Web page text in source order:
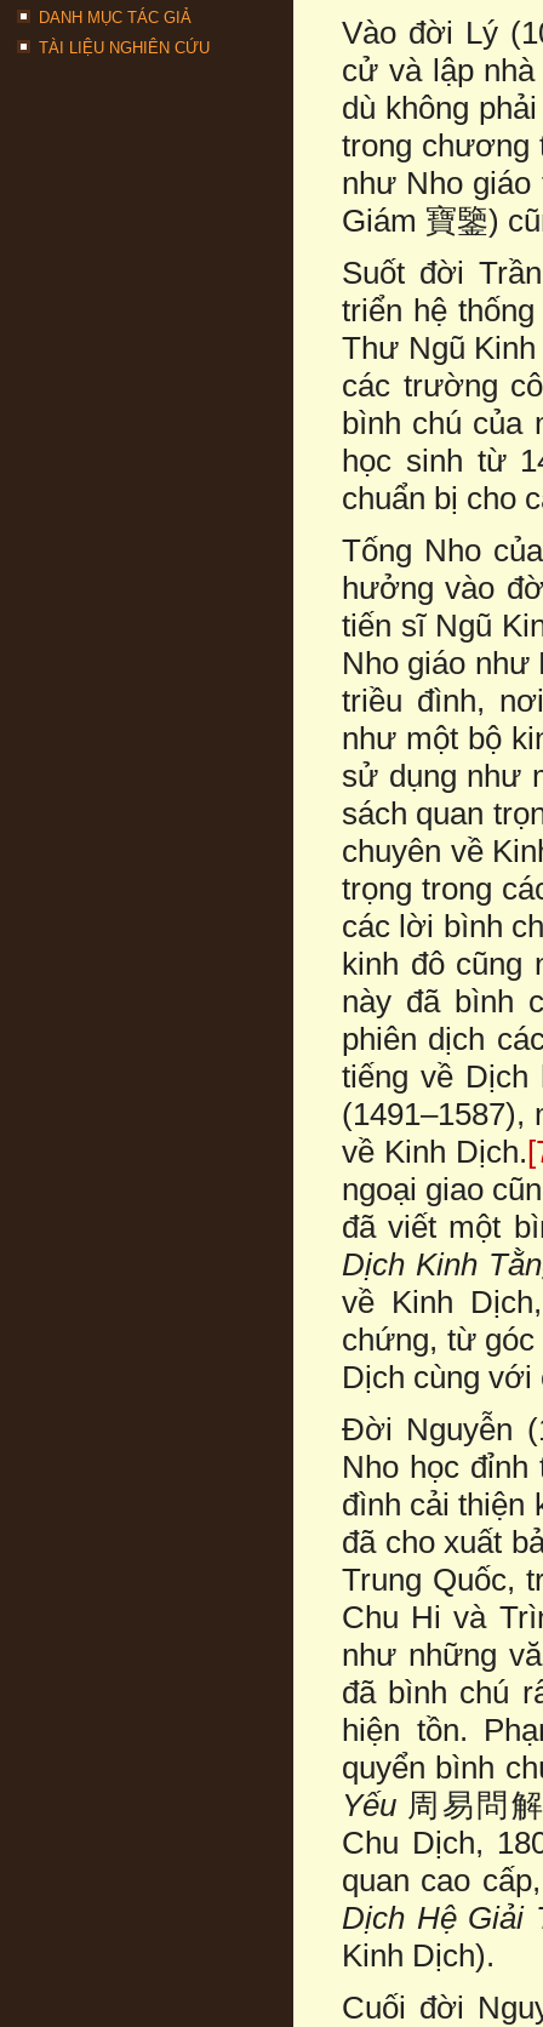
DANH MỤC TÁC GIẢ
TÀI LIỆU NGHIÊN CỨU
Vào đời Lý
cử và lập
dù không
trong chương
như Nho
Giám 寶鑒)
Suốt đời
triển hệ
Thư Ngũ
các trường
bình chú của
học sinh từ
chuẩn bị cho
Tống Nho
hưởng vào
tiến sĩ Ngũ
Nho giáo như
triều đình,
như một bộ
sử dụng như
sách quan
chuyên về
trọng trong
các lời bình
kinh đô cũng
này đã bình
phiên dịch
tiếng về Dịch
(1491–1587),
về Kinh Dịch.
ngoại giao
đã viết một
Dịch Kinh
về Kinh
chứng, từ
Dịch cùng với
Đời Nguyễn
Nho học đỉnh
đình cải thiện
đã cho xuất
Trung Quốc,
Chu Hi và
như những
đã bình chú
hiện tồn.
quyển bình
Yếu 周易問
Chu Dịch,
quan cao
Dịch Hệ Giải
Kinh Dịch).
Cuối đời